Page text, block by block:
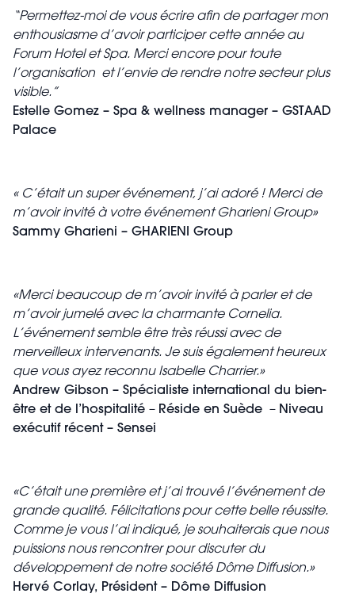
“Permettez-moi de vous écrire afin de partager mon
enthousiasme d’avoir participer cette année au
Forum Hotel et Spa. Merci encore pour toute
l’organisation et l’envie de rendre notre secteur plus
visible.”
Estelle Gomez – Spa & wellness manager – GSTAAD
Palace
« C’était un super événement, j’ai adoré ! Merci de
m’avoir invité à votre événement Gharieni Group»
Sammy Gharieni – GHARIENI Group
«Merci beaucoup de m’avoir invité à parler et de
m’avoir jumelé avec la charmante Cornelia.
L’événement semble être très réussi avec de
merveilleux intervenants. Je suis également heureux
que vous ayez reconnu Isabelle Charrier.»
Andrew Gibson – Spécialiste international du bien-
être et de l’hospitalité – Réside en Suède – Niveau
exécutif récent – Sensei
«C’était une première et j’ai trouvé l’événement de
grande qualité. Félicitations pour cette belle réussite.
Comme je vous l’ai indiqué, je souhaiterais que nous
puissions nous rencontrer pour discuter du
développement de notre société Dôme Diffusion.»
Hervé Corlay, Président – Dôme Diffusion